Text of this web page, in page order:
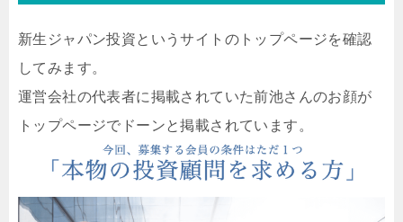
新生ジャパン投資というサイトのトップページを確認
してみます。
運営会社の代表者に掲載されていた前池さんのお顔が
トップページでドーンと掲載されています。